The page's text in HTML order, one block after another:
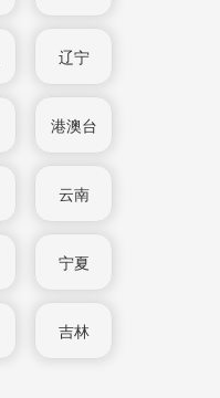
辽宁
港澳台
云南
宁夏
吉林